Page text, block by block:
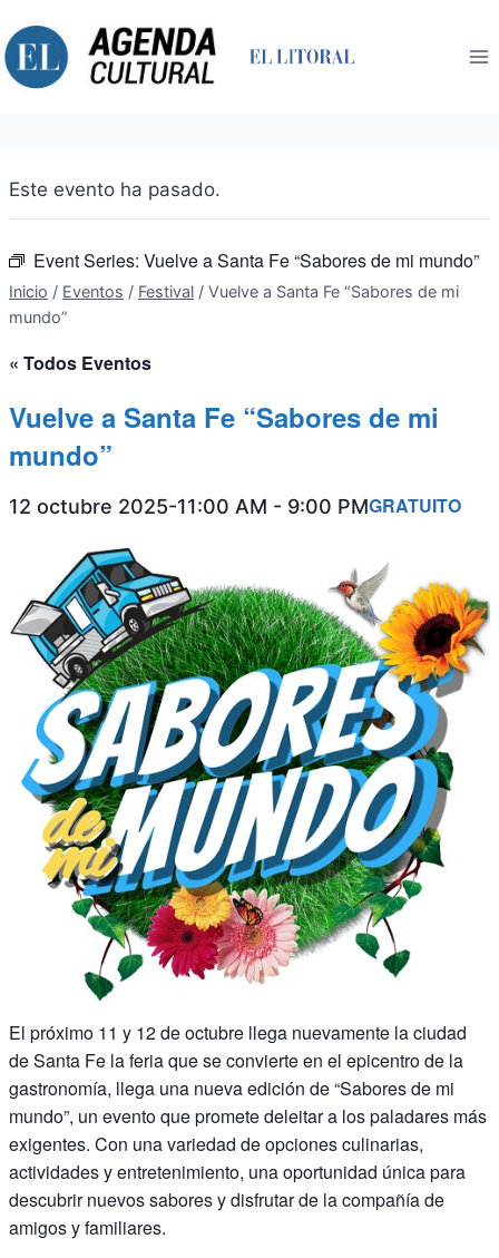
al
contenido
Este evento ha pasado.
Event Series: Vuelve a Santa Fe “Sabores de mi mundo”
Inicio / Eventos / Festival / Vuelve a Santa Fe “Sabores de mi
mundo”
« Todos Eventos
Vuelve a Santa Fe “Sabores de mi
mundo”
12 octubre 2025-11:00 AM - 9:00 PMGRATUITO
El próximo 11 y 12 de octubre llega nuevamente la ciudad
de Santa Fe la feria que se convierte en el epicentro de la
gastronomía, llega una nueva edición de “Sabores de mi
mundo”, un evento que promete deleitar a los paladares más
exigentes. Con una variedad de opciones culinarias,
actividades y entretenimiento, una oportunidad única para
descubrir nuevos sabores y disfrutar de la compañía de
amigos y familiares.